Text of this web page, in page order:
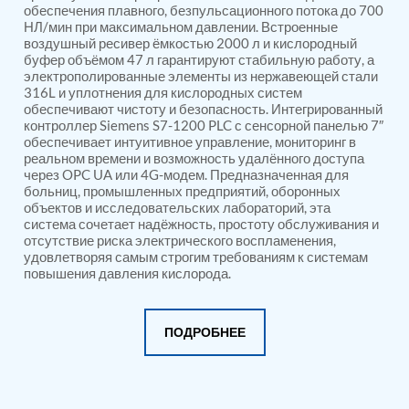
PSA Nitrogen Generation Plant
Dual Hydraulic Test System
Hydraulic Damper Test Bench Manufacturer
1000 Bar Hydraulic Proof Pressure Test Bench
Drive And Control Automation System
Main Rotor Actuator Test Rig
BMP Pump Test Rig
Refrigeration System
Heavy Duty Automatic Single Row Weapon
Disposal System
Automatic Volumetric Expansion Test System
Modern Universal Automatic Test Equipment
Fuel Consumption Measurement System
Hydraulic Pressure Test Bench
High Pressure Air Test System
PC-Based Counter Timer Test Rig
ECS Test Bench
Testing and Charging Test Rig for Main and Nose
обеспечения плавного, безпульсационного потока до 700
НЛ/мин при максимальном давлении. Встроенные
воздушный ресивер ёмкостью 2000 л и кислородный
буфер объёмом 47 л гарантируют стабильную работу, а
электрополированные элементы из нержавеющей стали
316L и уплотнения для кислородных систем
обеспечивают чистоту и безопасность. Интегрированный
контроллер Siemens S7-1200 PLC с сенсорной панелью 7″
обеспечивает интуитивное управление, мониторинг в
реальном времени и возможность удалённого доступа
через OPC UA или 4G-модем. Предназначенная для
больниц, промышленных предприятий, оборонных
объектов и исследовательских лабораторий, эта
система сочетает надёжность, простоту обслуживания и
отсутствие риска электрического воспламенения,
удовлетворяя самым строгим требованиям к системам
повышения давления кислорода.
ПОДРОБНЕЕ